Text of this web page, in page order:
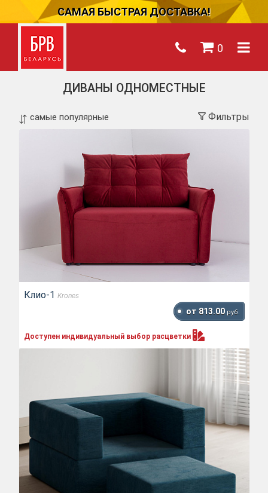
САМАЯ БЫСТРАЯ ДОСТАВКА!
0
ДИВАНЫ ОДНОМЕСТНЫЕ
Фильтры
Клио-1 Krones
от 813.00 руб.
Доступен индивидуальный выбор расцветки